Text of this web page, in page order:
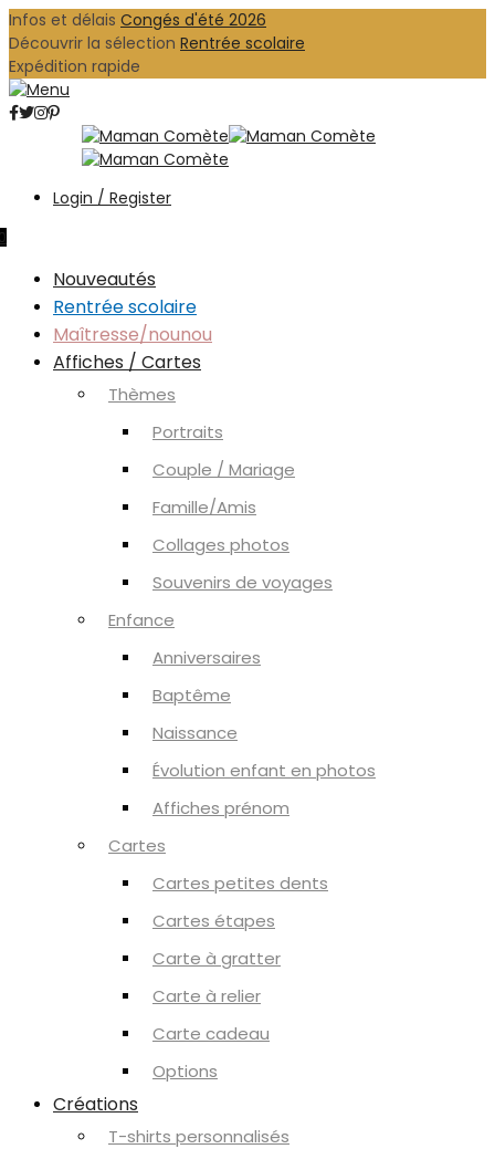
Infos et délais Congés d'été 2026
Découvrir la sélection Rentrée scolaire
Expédition rapide
Login / Register
Nouveautés
Rentrée scolaire
Maîtresse/nounou
Affiches / Cartes
Thèmes
Portraits
Couple / Mariage
Famille/Amis
Collages photos
Souvenirs de voyages
Enfance
Anniversaires
Baptême
Naissance
Évolution enfant en photos
Affiches prénom
Cartes
Cartes petites dents
Cartes étapes
Carte à gratter
Carte à relier
Carte cadeau
Options
Créations
T-shirts personnalisés